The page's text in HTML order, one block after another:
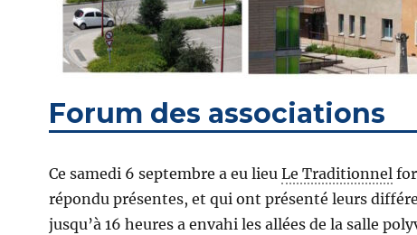
Forum des associations
Ce samedi 6 septembre a eu lieu Le Traditionnel
répondu présentes, et qui ont présenté leurs
jusqu’à 16 heures a envahi les allées de la salle